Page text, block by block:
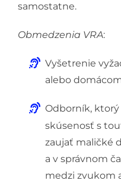
samostatne.
Obmedzenia VRA:
Vyšetrenie
alebo
Odborník,
skúsenosť s
zaujať maličké
a v správnom
medzi zvukom